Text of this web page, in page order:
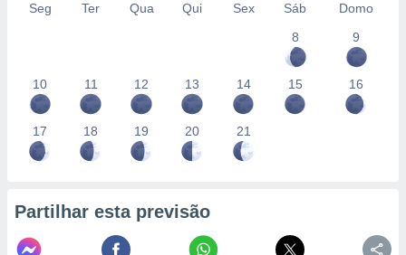
Seg Ter Qua Qui Sex Sáb
Domo
8
9
10 11 12 13 14 15 16
17 18 19 20 21
Partilhar esta previsão